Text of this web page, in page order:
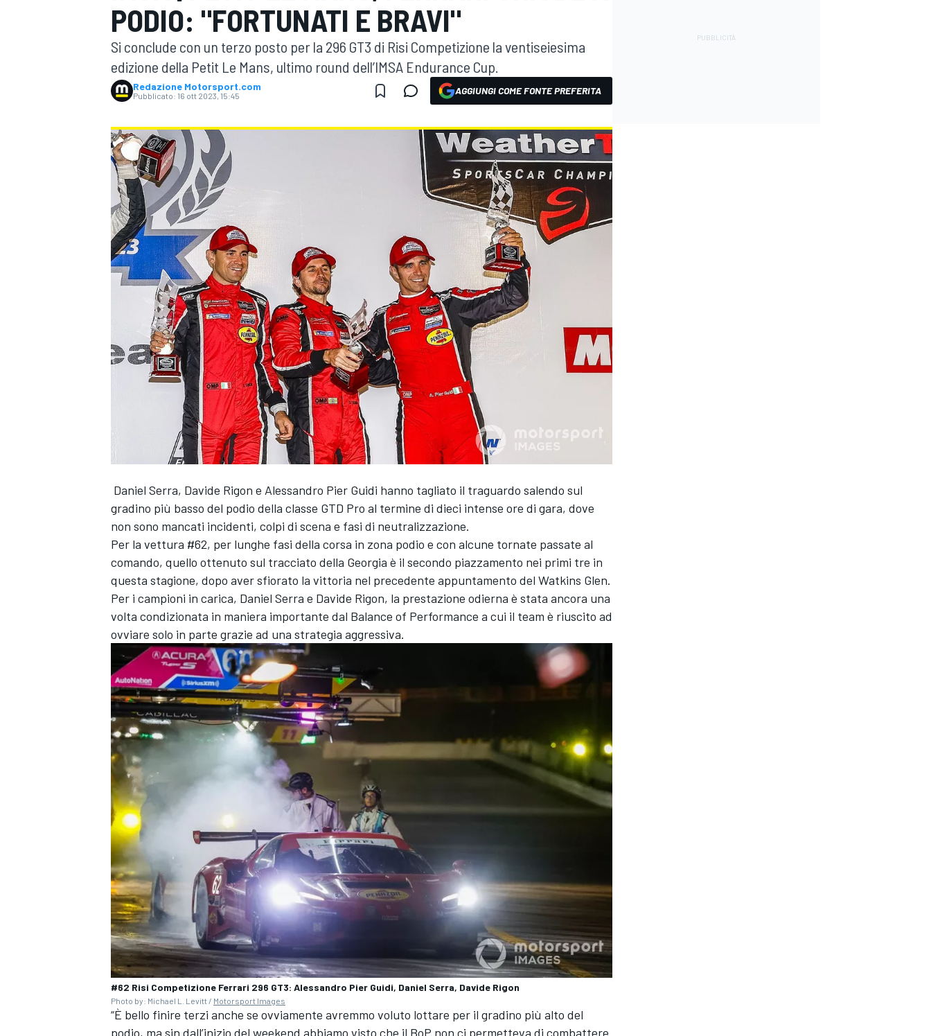
MOTOGP WEC
WRC
MONOPOSTO
PODIO: "FORTUNATI E BRAVI"
Si conclude con un terzo posto per la 296 GT3 di Risi Competizione la ventiseiesima
edizione della Petit Le Mans, ultimo round dell’IMSA Endurance Cup.
Redazione Motorsport.com
Pubblicato: 16 ott 2023, 15:45 AGGIUNGI COME FONTE PREFERITA
Daniel Serra, Davide Rigon e Alessandro Pier Guidi hanno tagliato il traguardo salendo sul
gradino più basso del podio della classe GTD Pro al termine di dieci intense ore di gara, dove
non sono mancati incidenti, colpi di scena e fasi di neutralizzazione.
Per la vettura #62, per lunghe fasi della corsa in zona podio e con alcune tornate passate al
comando, quello ottenuto sul tracciato della Georgia è il secondo piazzamento nei primi tre in
questa stagione, dopo aver sfiorato la vittoria nel precedente appuntamento del Watkins Glen.
Per i campioni in carica, Daniel Serra e Davide Rigon, la prestazione odierna è stata ancora una
volta condizionata in maniera importante dal Balance of Performance a cui il team è riuscito ad
ovviare solo in parte grazie ad una strategia aggressiva.
#62 Risi Competizione Ferrari 296 GT3: Alessandro Pier Guidi, Daniel Serra, Davide Rigon
Photo by: Michael L. Levitt / Motorsport Images
“È bello finire terzi anche se ovviamente avremmo voluto lottare per il gradino più alto del
podio, ma sin dall’inizio del weekend abbiamo visto che il BoP non ci permetteva di combattere